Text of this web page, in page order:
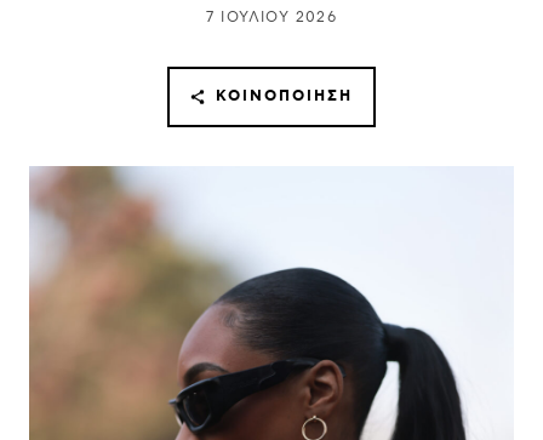
7 ΙΟΥΛΊΟΥ 2026
ΚΟΙΝΟΠΟΊΗΣΗ